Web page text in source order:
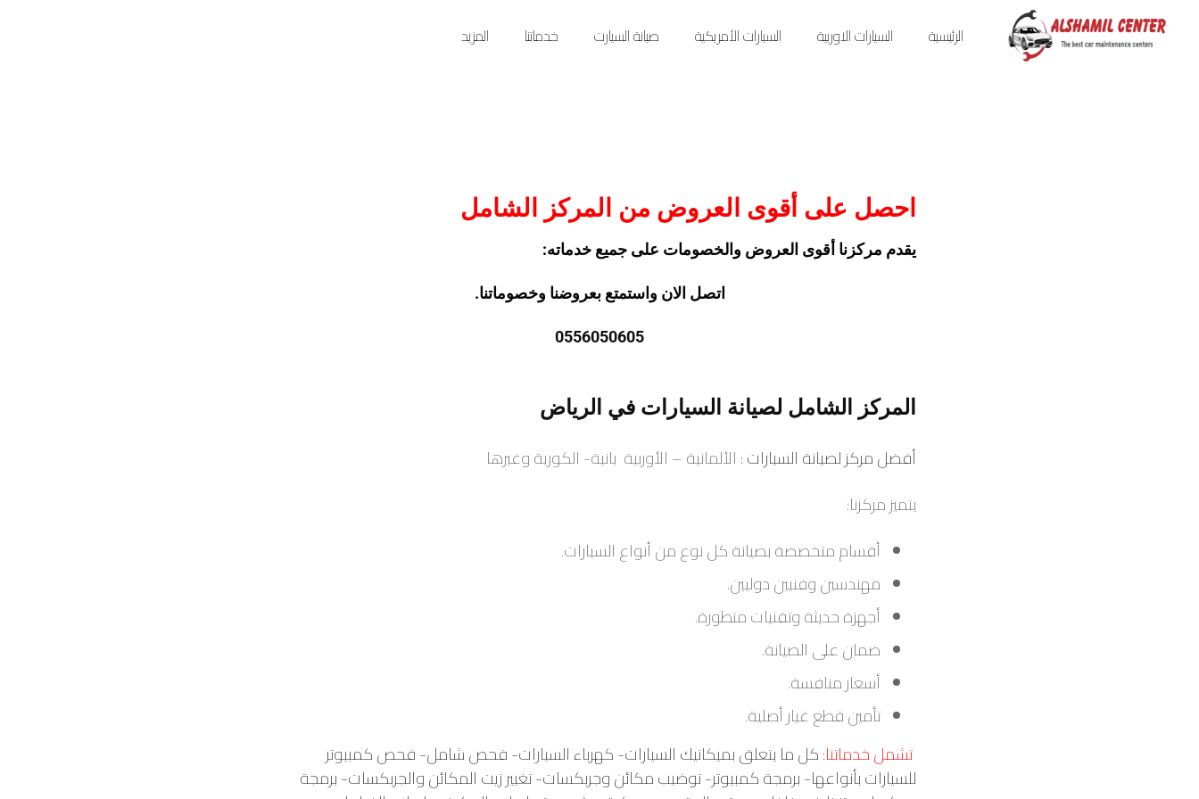
الرئيسية السيارات الاوربية السيارات الأمريكية صيانة السيارت خدماتنا المزيد
احصل على أقوى العروض من المركز الشامل
يقدم مركزنا أقوى العروض والخصومات على جميع خدماته:
اتصل الان واستمتع بعروضنا وخصوماتنا.
0556050605
المركز الشامل لصيانة السيارات في الرياض
أفضل مركز لصيانة السيارات : الألمانية – الأوربية بانية- الكورية وغيرها
يتميز مركزنا:
أقسام متخصصة بصيانة كل نوع من أنواع السيارات.
مهندسين وفنيين دوليين.
أجهزة حديثة وتقنيات متطورة.
ضمان على الصيانة.
أسعار منافسة.
تأمين قطع غيار أصلية.
تشمل خدماتنا:كل ما يتعلقبميكانيك السيارات- كهرباء السيارات- فحص شامل- فحص كمبيوتر
للسيارات بأنواعها- برمجة كمبيوتر- توضيب مكائن وجربكسات- تغيير زيت المكائن والجربكسات- برمجة